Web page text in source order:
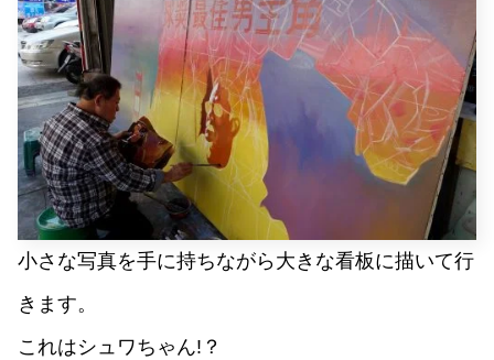
小さな写真を手に持ちながら大きな看板に描いて行
きます。
これはシュワちゃん!？